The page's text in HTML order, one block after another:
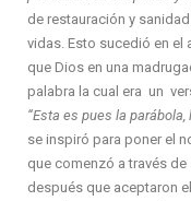
de restauración y
vidas. Esto sucedió en el
que Dios en una
palabra la cual era un
“Esta es pues la
se inspiró para poner el
que comenzó a través
después que aceptaron